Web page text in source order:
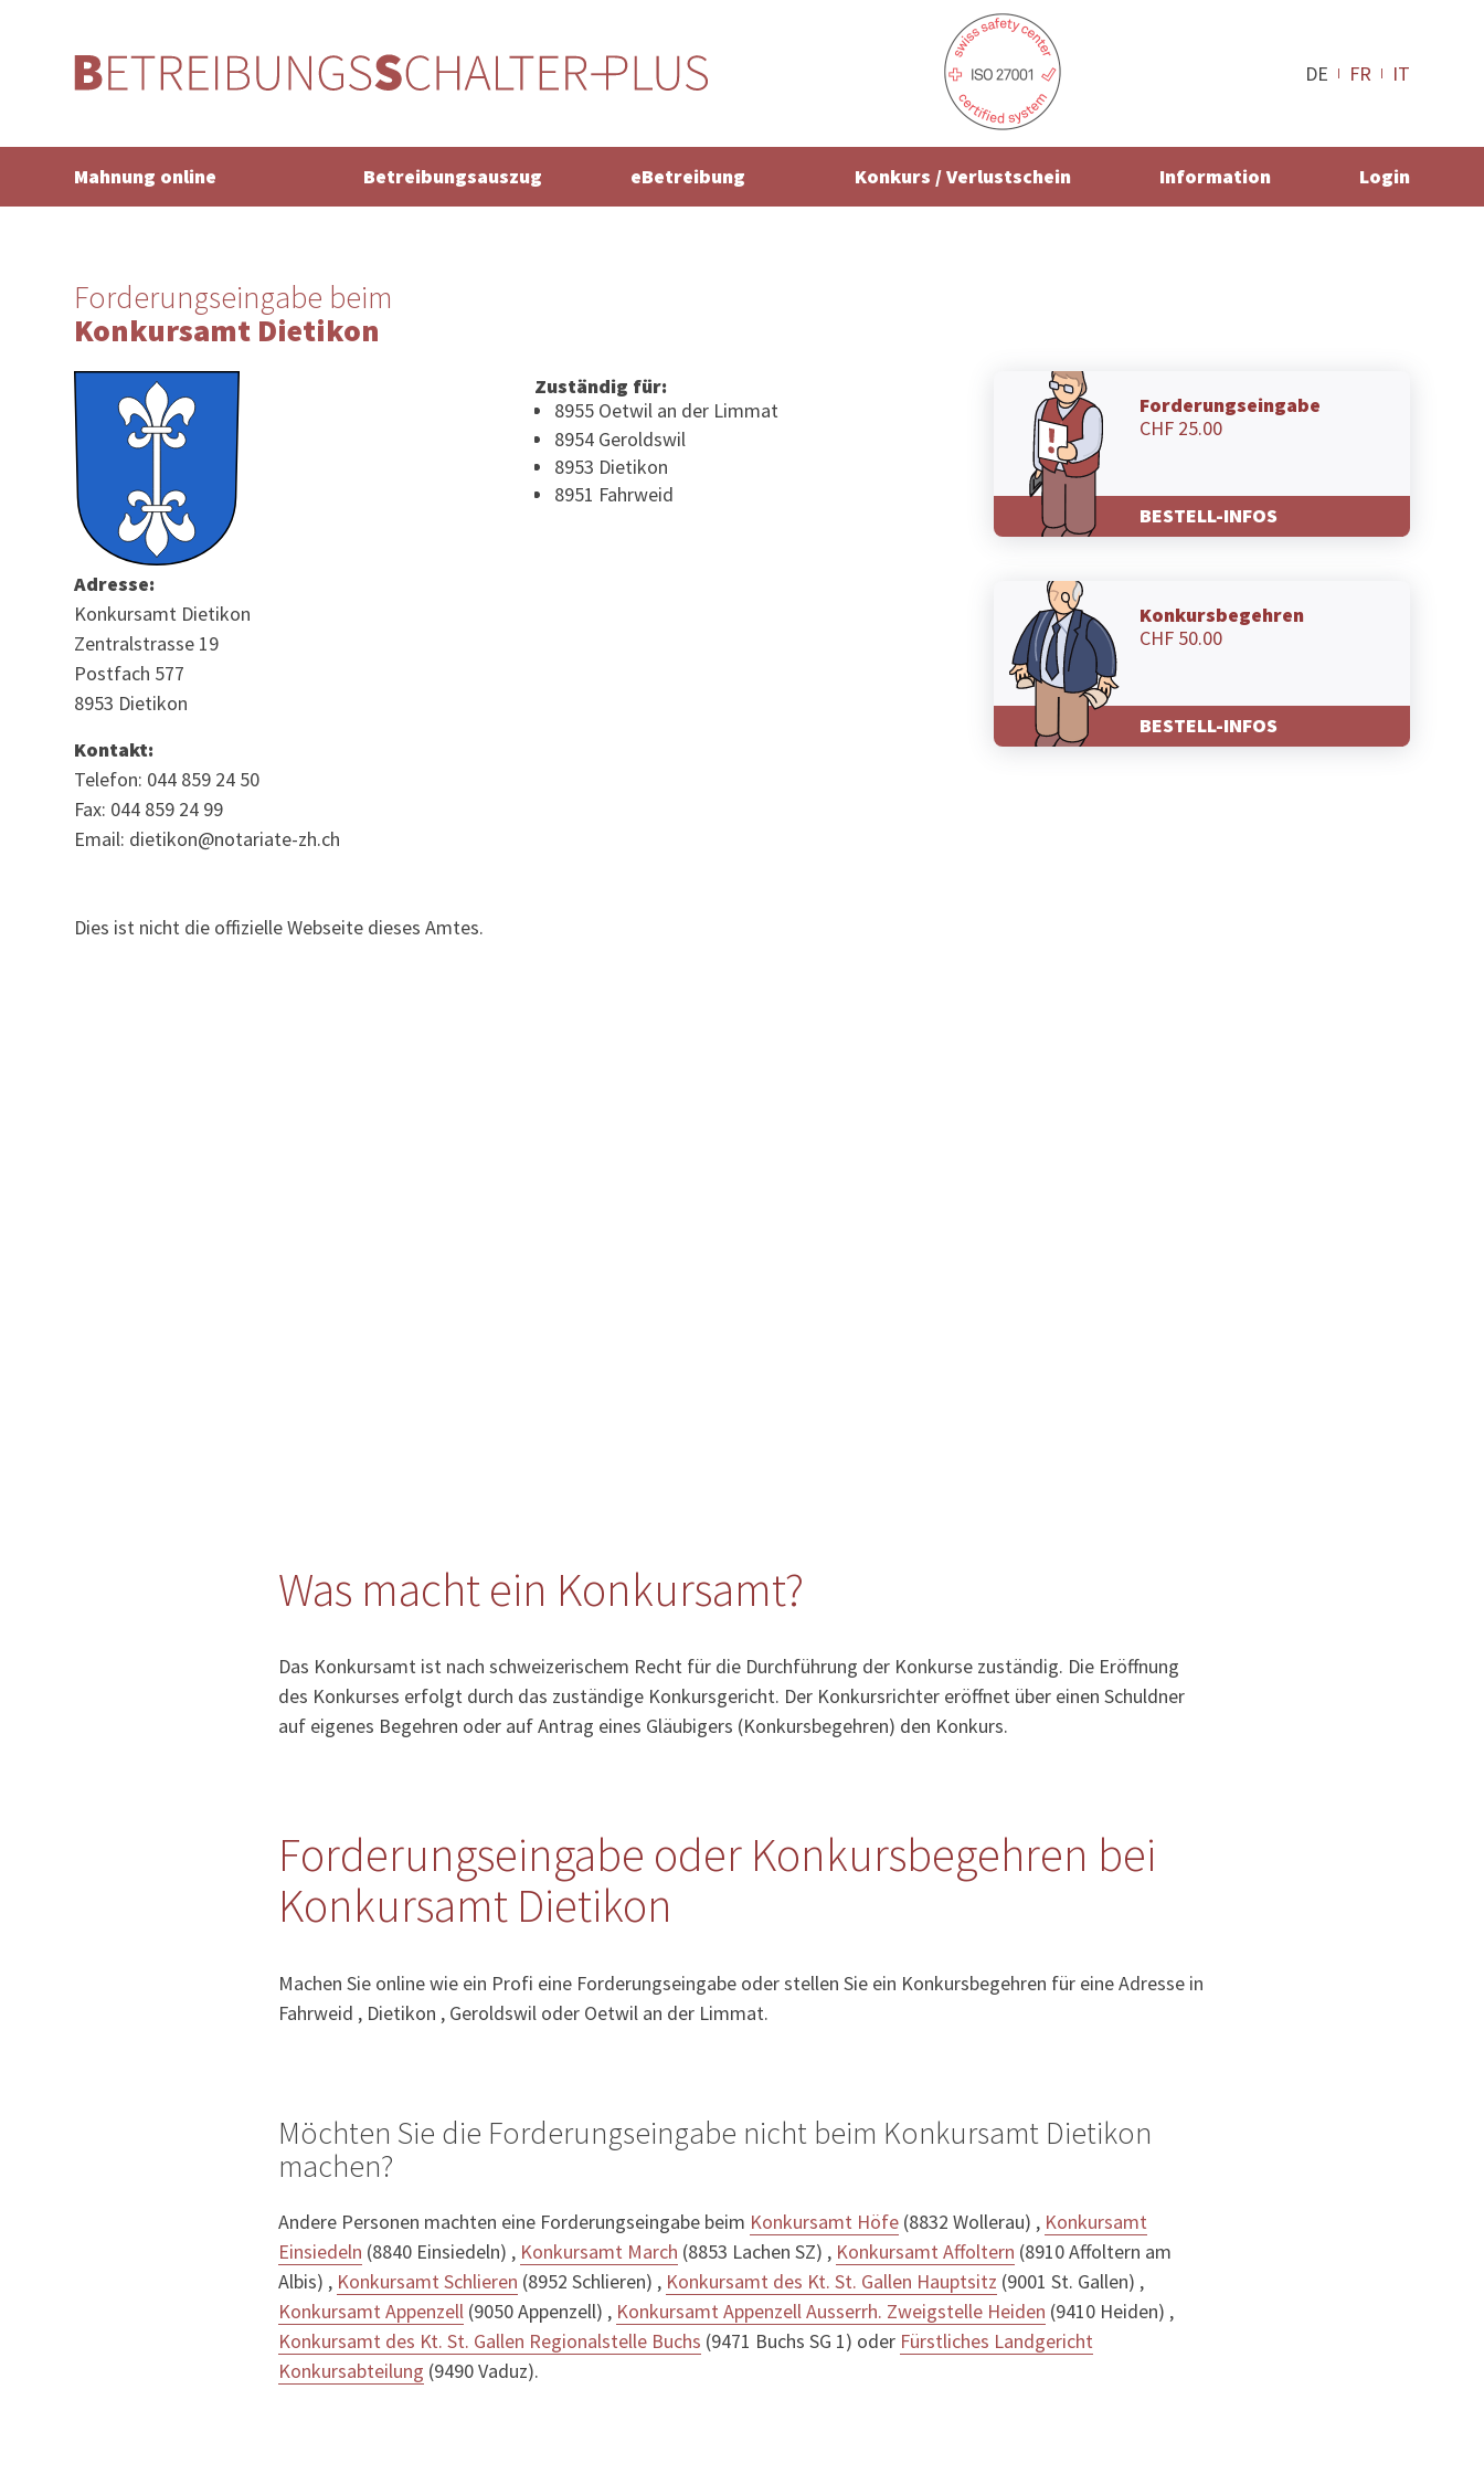
DE FR IT
Mahnung online Betreibungsauszug eBetreibung Konkurs / Verlustschein Information Login
Forderungseingabe beim
Konkursamt Dietikon
Adresse:
Konkursamt Dietikon
Zentralstrasse 19
Postfach 577
8953 Dietikon
Kontakt:
Telefon: 044 859 24 50
Fax: 044 859 24 99
Email: dietikon@notariate-zh.ch
Zuständig für:
8955 Oetwil an der Limmat
8954 Geroldswil
8953 Dietikon
8951 Fahrweid
Forderungseingabe
CHF 25.00
BESTELL-INFOS
Konkursbegehren
CHF 50.00
BESTELL-INFOS
Dies ist nicht die offizielle Webseite dieses Amtes.
Was macht ein Konkursamt?
Das Konkursamt ist nach schweizerischem Recht für die Durchführung der Konkurse zuständig. Die Eröffnung
des Konkurses erfolgt durch das zuständige Konkursgericht. Der Konkursrichter eröffnet über einen Schuldner
auf eigenes Begehren oder auf Antrag eines Gläubigers (Konkursbegehren) den Konkurs.
Forderungseingabe oder Konkursbegehren bei
Konkursamt Dietikon
Machen Sie online wie ein Profi eine Forderungseingabe oder stellen Sie ein Konkursbegehren für eine Adresse in
Fahrweid , Dietikon , Geroldswil oder Oetwil an der Limmat.
Möchten Sie die Forderungseingabe nicht beim Konkursamt Dietikon
machen?
Andere Personen machten eine Forderungseingabe beim Konkursamt Höfe (8832 Wollerau) , Konkursamt
Einsiedeln (8840 Einsiedeln) , Konkursamt March (8853 Lachen SZ) , Konkursamt Affoltern (8910 Affoltern am
Albis) , Konkursamt Schlieren (8952 Schlieren) , Konkursamt des Kt. St. Gallen Hauptsitz (9001 St. Gallen) ,
Konkursamt Appenzell (9050 Appenzell) , Konkursamt Appenzell Ausserrh. Zweigstelle Heiden (9410 Heiden) ,
Konkursamt des Kt. St. Gallen Regionalstelle Buchs (9471 Buchs SG 1) oder Fürstliches Landgericht
Konkursabteilung (9490 Vaduz).